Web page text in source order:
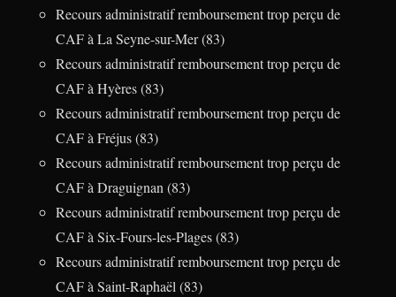
Recours administratif remboursement trop perçu de
CAF à La Seyne-sur-Mer (83)
Recours administratif remboursement trop perçu de
CAF à Hyères (83)
Recours administratif remboursement trop perçu de
CAF à Fréjus (83)
Recours administratif remboursement trop perçu de
CAF à Draguignan (83)
Recours administratif remboursement trop perçu de
CAF à Six-Fours-les-Plages (83)
Recours administratif remboursement trop perçu de
CAF à Saint-Raphaël (83)